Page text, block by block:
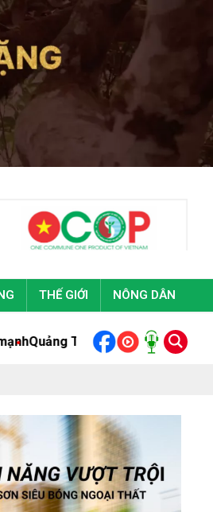
THẾ GIỚI NÔNG DÂN
tướng Chính phủ Mai Văn